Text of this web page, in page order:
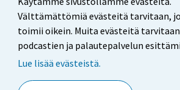
Välttämättömiä evästeitä tarvitaan,
toimii oikein. Muita evästeitä
podcastien ja palautepalvelun
Lue lisää evästeistä.
Palaute
Käyttöehdot
Saavutettavuus